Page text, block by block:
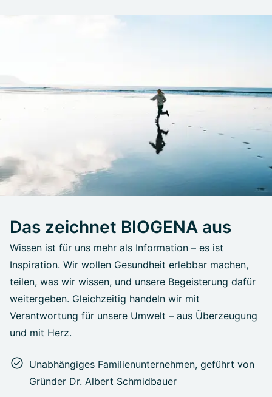
Das zeichnet BIOGENA aus
Wissen ist für uns mehr als Information – es ist
Inspiration. Wir wollen Gesundheit erlebbar machen,
teilen, was wir wissen, und unsere Begeisterung dafür
weitergeben. Gleichzeitig handeln wir mit
Verantwortung für unsere Umwelt – aus Überzeugung
und mit Herz.
Unabhängiges Familienunternehmen, geführt von
Gründer Dr. Albert Schmidbauer